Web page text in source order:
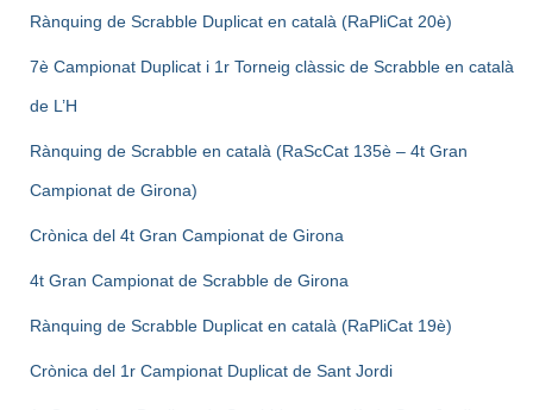
Rànquing de Scrabble Duplicat en català (RaPliCat 20è)
7è Campionat Duplicat i 1r Torneig clàssic de Scrabble en català
de L’H
Rànquing de Scrabble en català (RaScCat 135è – 4t Gran
Campionat de Girona)
Crònica del 4t Gran Campionat de Girona
4t Gran Campionat de Scrabble de Girona
Rànquing de Scrabble Duplicat en català (RaPliCat 19è)
Crònica del 1r Campionat Duplicat de Sant Jordi